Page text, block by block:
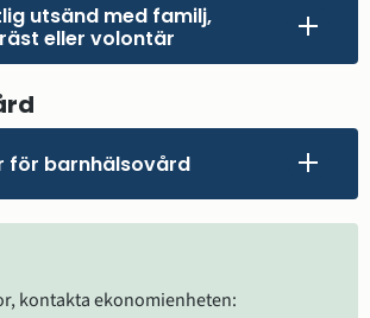
utsänd med familj,
eller volontär
för barnhälsovård
kontakta ekonomienheten: